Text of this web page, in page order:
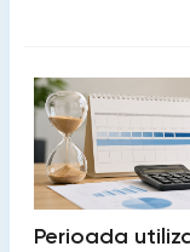
Perioada